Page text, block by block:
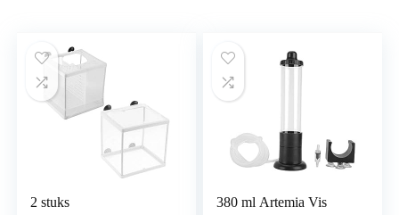
2 stuks
380 ml Artemia Vis